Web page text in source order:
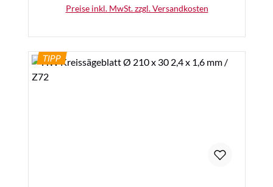
Preise inkl. MwSt. zzgl. Versandkosten
TIPP